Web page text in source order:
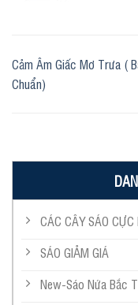
CÁC CÂY SÁO CỰC
SÁO GIẢM GIÁ
New-Sáo Nứa Bắc
Cảm Âm Giấc Mơ Trưa (
Chuẩn)